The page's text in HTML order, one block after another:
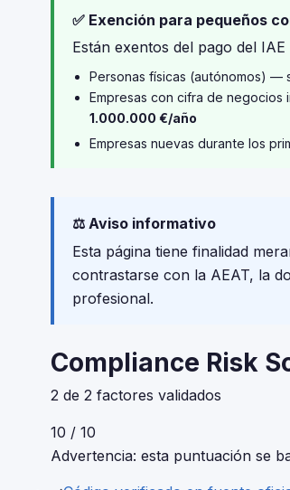
✅ Exención para pequeños
Están exentos del pago del
Personas físicas (autónomos) —
Empresas con cifra de negocios
1.000.000 €/año
Empresas nuevas durante los
⚖️ Aviso informativo
Esta página tiene finalidad
contrastarse con la AEAT, la
profesional.
Compliance Risk
2 de 2 factores validados
10 / 10
Advertencia: esta puntuación se